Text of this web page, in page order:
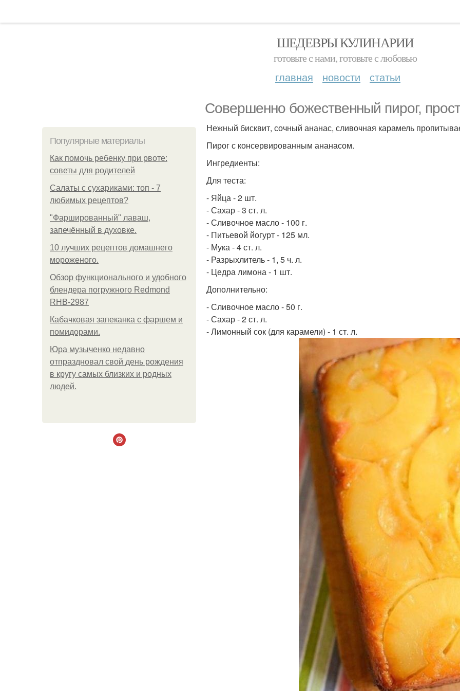
ШЕДЕВРЫ КУЛИНАРИИ
готовьте с нами, готовьте с любовью
главная новости статьи
Совершенно божественный пирог,
Популярные материалы
Как помочь ребенку при рвоте:
советы для родителей
Салаты с сухариками: топ - 7
любимых рецептов?
"Фаршированный" лаваш,
запечённый в духовке.
10 лучших рецептов домашнего
мороженого.
Обзор функционального и удобного
блендера погружного Redmond
RHB-2987
Кабачковая запеканка с фаршем и
помидорами.
Юра музыченко недавно
отпраздновал свой день рождения
в кругу самых близких и родных
людей.
Нежный бисквит, сочный ананас, сливочная карамель
Пирог с консервированным ананасом.
Ингредиенты:
Для теста:
- Яйца - 2 шт.
- Сахар - 3 ст. л.
- Сливочное масло - 100 г.
- Питьевой йогурт - 125 мл.
- Мука - 4 ст. л.
- Разрыхлитель - 1, 5 ч. л.
- Цедра лимона - 1 шт.
Дополнительно:
- Сливочное масло - 50 г.
- Сахар - 2 ст. л.
- Лимонный сок (для карамели) - 1 ст. л.